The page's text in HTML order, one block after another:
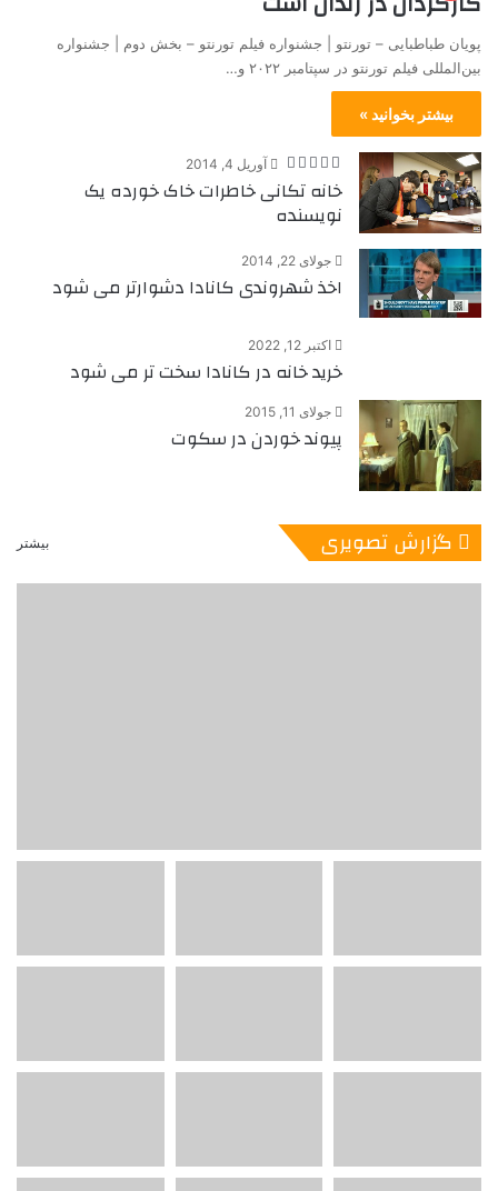
پویان طباطبایی – تورنتو | جشنواره فیلم تورنتو – بخش دوم | جشنواره
بین‌المللی فیلم تورنتو در سپتامبر ۲۰۲۲ و…
بیشتر بخوانید »
آوریل 4, 2014
خانه تکانی خاطرات خاک خورده یک
نویسنده
جولای 22, 2014
اخذ شهروندی کانادا دشوارتر می شود
اکتبر 12, 2022
خرید خانه در کانادا سخت تر می شود
جولای 11, 2015
پیوند خوردن در سکوت
گزارش تصویری بیشتر